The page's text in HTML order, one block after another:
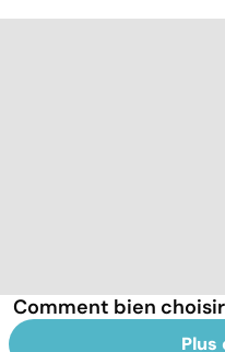
Comment bien
Plus